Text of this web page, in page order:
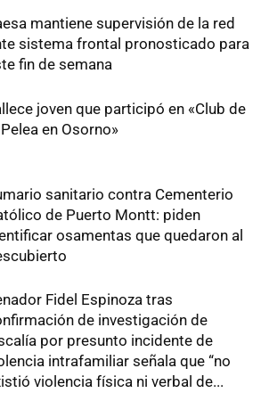
mantiene supervisión de la red
sistema frontal pronosticado para
fin de semana
joven que participó en «Club de
Pelea en Osorno»
sanitario contra Cementerio
de Puerto Montt: piden
osamentas que quedaron al
Fidel Espinoza tras
de investigación de
por presunto incidente de
intrafamiliar señala que “no
violencia física ni verbal de...